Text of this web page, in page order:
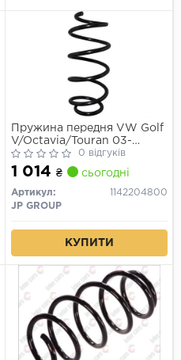
Пружина передня VW Golf
V/Octavia/Touran 03-
(підсилена)
0 відгуків
1 014 ₴ сьогодні
Артикул:
1142204800
JP GROUP
КУПИТИ